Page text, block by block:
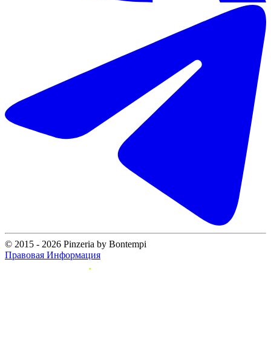
© 2015 - 2026 Pinzeria by Bontempi
Правовая Информация